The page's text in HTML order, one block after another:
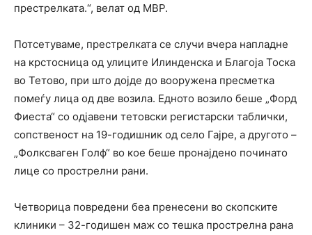
престрелката.“, велат од МВР.
Потсетуваме, престрелката се случи вчера напладне
на крстосница од улиците Илинденска и Благоја Тоска
во Тетово, при што дојде до вооружена пресметка
помеѓу лица од две возила. Едното возило беше „Форд
Фиеста“ со одјавени тетовски регистарски таблички,
сопственост на 19-годишник од село Гајре, а другото –
„Фолксваген Голф“ во кое беше пронајдено починато
лице со прострелни рани.
Четворица повредени беа пренесени во скопските
клиники – 32-годишен маж со тешка прострелна рана